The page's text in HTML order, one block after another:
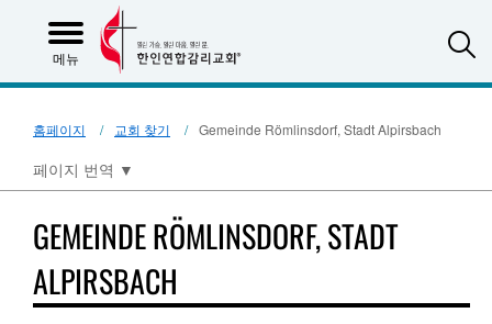
메뉴
홈페이지 교회 찾기 Gemeinde Römlinsdorf, Stadt Alpirsbach
페이지 번역 ▼
GEMEINDE RÖMLINSDORF, STADT
ALPIRSBACH